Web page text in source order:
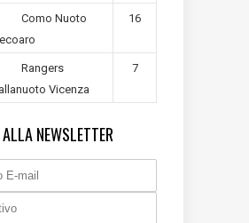
Como Nuoto
16
Rangers
Vicenza
7
NEWSLETTER